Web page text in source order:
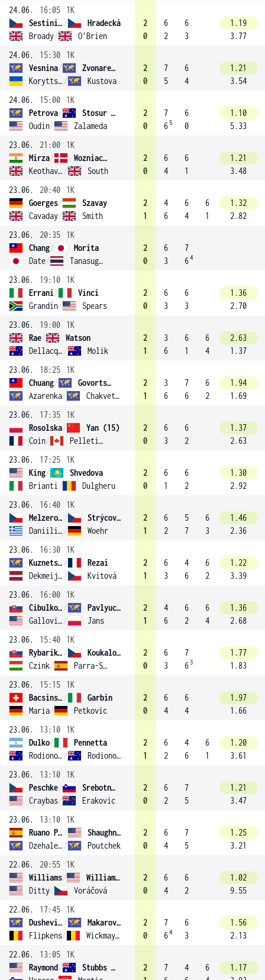
24.06.
16:05
1K
Sestini Hlaváčková /
Hradecká
Broady/ O’Brien
2
0
6
2
6
3
1.19
3.77
24.06.
15:30
1K
Vesnina/
Zvonareva
Koryttseva / Kustova
2
0
7
5
6
4
1.21
3.54
24.06.
15:00
1K
Petrova/
Stosur (3)
Oudin/ Zalameda
2
0
7
6 5
6
0
1.10
5.33
23.06.
21:00
1K
Mirza/
Wozniacki
Keothavong / South
2
0
6
4
6
1
1.21
3.48
23.06.
20:40
1K
Goerges/
Szavay
Cavaday/ Smith
2
1
4
6
6
4
6
1
1.32
2.82
23.06.
20:35
1K
Chang/
Morita
Date/ Tanasugarn
2
0
6
3
7
64
23.06. 19:10
1K
Errani/
Vinci
Grandin/ Spears
2
0
6
3
6
3
1.36
2.70
23.06.
19:00
1K
Rae/
Watson
Dellacqua / Molik
2
1
3
6
6
1
6
4
2.63
1.37
23.06.
18:25
1K
Chuang/
Govortsova (17)
Azarenka/ Chakvetadze
2
1
3
6
7
6
6
2
1.94
1.69
23.06.
17:35
1K
Rosolska/
Yan (15)
Coin/ Pelletier
2
0
6
3
6
2
1.37
2.63
23.06.
17:25
1K
King/
Shvedova
Brianti / Dulgheru
2
0
6
1
6
2
1.30
2.92
23.06.
16:40
1K
Melzerová /
Strýcová (12)
Daniilidou / Woehr
2
1
6
2
5
7
6
3
1.46
2.36
23.06.
16:30
1K
Kuznetsova /
Rezai
Dekmeijere / Kvitová
2
1
6
3
4
6
6
2
1.22
3.39
23.06.
16:00
1K
Cibulková /
Pavlyuchenkova
Gallovits / Jans
2
1
4
6
6
2
6
4
1.36
2.68
23.06.
15:40
1K
Rybarikova /
Koukalová
Czink/ Parra-Santonja
2
0
6
3
7
6 3
1.77
1.83
23.06.
15:15
1K
Bacsinszky /
Garbin
Maria/ Petkovic
2
0
6
4
6
4
1.97
1.66
23.06.
13:10
1K
Dulko/
Pennetta
Rodionova / Rodionova
2
1
6
2
4
6
6
1
1.20
3.61
23.06.
13:10
1K
Peschke/
Srebotnik (6)
Craybas/ Erakovic
2
0
6
2
7
5
1.21
3.47
23.06.
13:10
1K
Ruano Pascual /
Shaughnessy
Dzehalevich / Poutchek
2
0
6
4
7
5
1.25
3.21
22.06.
20:55
1K
Williams/
Williams (1)
Ditty/ Voráčová
2
0
6
4
6
2
1.02
9.55
22.06.
17:45
1K
Dushevina /
Makarova (13)
Flipkens/ Wickmayer
2
0
7
64
6
3
1.56
2.13
22.06.
13:05
1K
Raymond/
Stubbs (7)
2
7
4
6
1.17